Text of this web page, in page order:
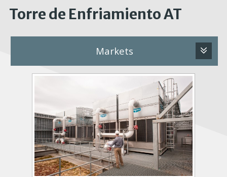
are
here
Torre de Enfriamiento AT
Markets